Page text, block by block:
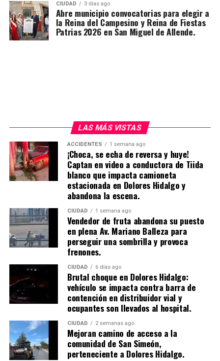
CIUDAD 3 días ago
Abre municipio convocatorias para elegir a
la Reina del Campesino y Reina de Fiestas
Patrias 2026 en San Miguel de Allende.
LAS MÁS VISTAS
ACCIDENTES 1 semana ago
¡Choca, se echa de reversa y huye!
Captan en video a conductora de Tiida
blanco que impacta camioneta
estacionada en Dolores Hidalgo y
abandona la escena.
CIUDAD 1 semana ago
Vendedor de fruta abandona su puesto
en plena Av. Mariano Balleza para
perseguir una sombrilla y provoca
frenones.
CIUDAD 6 días ago
Brutal choque en Dolores Hidalgo:
vehículo se impacta contra barra de
contención en distribuidor vial y
ocupantes son llevados al hospital.
CIUDAD 2 semanas ago
Mejoran camino de acceso a la
comunidad de San Simeón,
perteneciente a Dolores Hidalgo.